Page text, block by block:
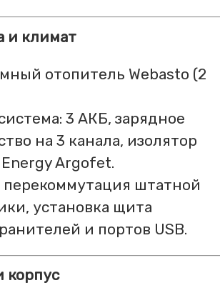
и климат
отопитель Webasto (2
3 АКБ, зарядное
на 3 канала, изолятор
Argofet.
перекоммутация штатной
установка щита
и портов USB.
корпус